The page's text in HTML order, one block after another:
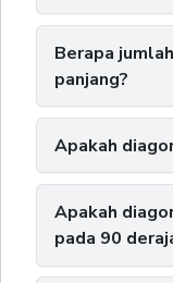
Berapa
panjang?
Apakah
Apakah
pada 90